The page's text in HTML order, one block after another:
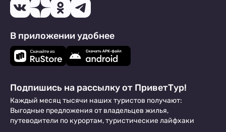
В приложении удобнее
Подпишись на рассылку от ПриветТур!
Каждый месяц тысячи наших туристов получают:
Выгодные предложения от владельцев жилья,
путеводители по курортам, туристические лайфхаки